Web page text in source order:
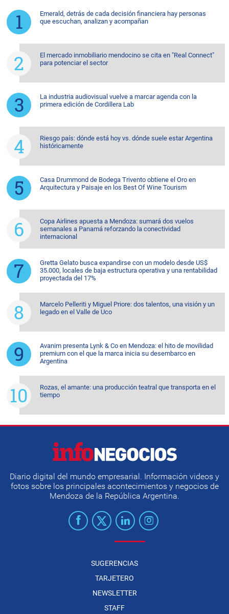
Emerald, detrás de cada decisión financiera hay personas
que escuchan, analizan y acompañan
El mercado inmobiliario mendocino se cita en "Real Connect"
para potenciar el sector
La industria audiovisual vuelve a marcar agenda con la
primera edición de Cordillera Lab
Riesgo país: dónde está hoy vs. dónde suele estar Argentina
históricamente
Casa Drummond de Bodega Trivento obtiene el Oro en
Arquitectura y Paisaje en los Best Of Wine Tourism
Copa Airlines apuesta a Mendoza: sumará dos vuelos
semanales a Panamá reforzando la conectividad
internacional
Gretta Gelato busca expandirse con un modelo desde US$
35.000, locales de baja estructura operativa y una rentabilidad
proyectada del 17%
Marcelo Pelleriti y Miguel Priore: dos talentos, una visión y un
legado en el Valle de Uco
Avanim presenta Lynk & Co en Mendoza: el hito de movilidad
premium con el que la marca inicia su desembarco en
Argentina
Rozas, el amante: una producción teatral que transporta en el
tiempo
Diario digital del mundo empresarial. Información videos y
fotos sobre los principales acontecimientos y negocios de
Mendoza de la República Argentina.
SUGERENCIAS
TARJETERO
NEWSLETTER
STAFF